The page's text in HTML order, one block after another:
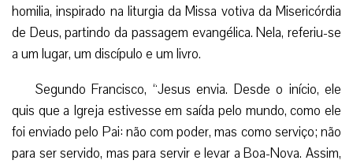
homilia, inspirado na liturgia da Missa votiva da Misericórdia
de Deus, partindo da passagem evangélica. Nela, referiu-se
a um lugar, um discípulo e um livro.
Segundo Francisco, “Jesus envia. Desde o início, ele
quis que a Igreja estivesse em saída pelo mundo, como ele
foi enviado pelo Pai: não com poder, mas como serviço; não
para ser servido, mas para servir e levar a Boa-Nova. Assim,